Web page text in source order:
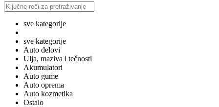
sve kategorije
sve kategorije
Auto delovi
Ulja, maziva i tečnosti
Akumulatori
Auto gume
Auto oprema
Auto kozmetika
Ostalo